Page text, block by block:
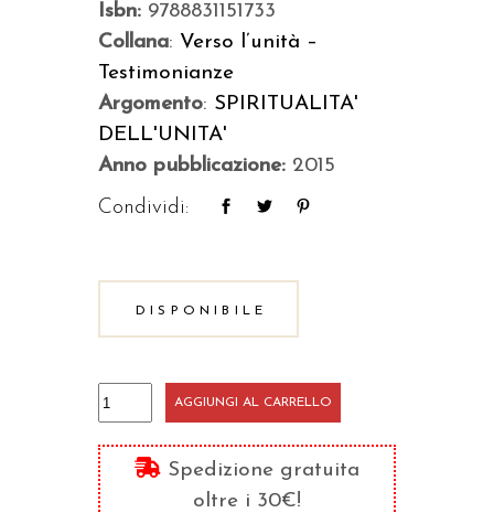
Isbn: 9788831151733
Collana: Verso l’unità –
Testimonianze
Argomento: SPIRITUALITA'
DELL'UNITA'
Anno pubblicazione: 2015
Condividi:
DISPONIBILE
L'intelligenza
del
cuore
quantità
AGGIUNGI AL CARRELLO
Spedizione gratuita
oltre i 30€!